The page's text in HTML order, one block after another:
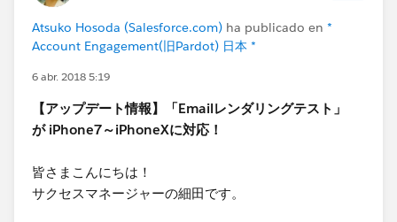
Atsuko Hosoda (Salesforce.com) ha publicado en *
Account Engagement(旧Pardot) 日本 *
6 abr. 2018 5:19
【アップデート情報】「Emailレンダリングテスト」
が iPhone7～iPhoneXに対応！
皆さまこんにちは！
サクセスマネージャーの細田です。